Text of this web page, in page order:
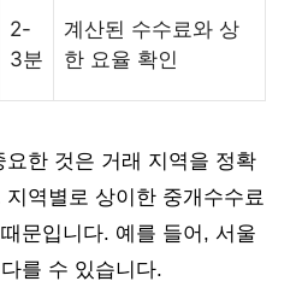
2-
3분
계산된 수수료와 상
한 요율 확인
한 것은 거래 지역을 정확
역별로 상이한 중개수수료
문입니다. 예를 들어, 서울
를 수 있습니다.